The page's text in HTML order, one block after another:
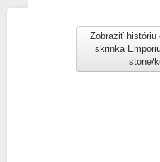
Zobraziť históriu
skrinka
stone/